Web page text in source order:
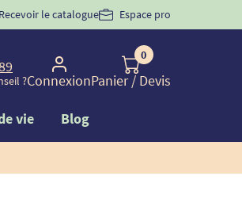
commande d'incontinence
Recevoir le catalogue Espace pro
?Connexion
0
Panier/ Devis
vie Blog